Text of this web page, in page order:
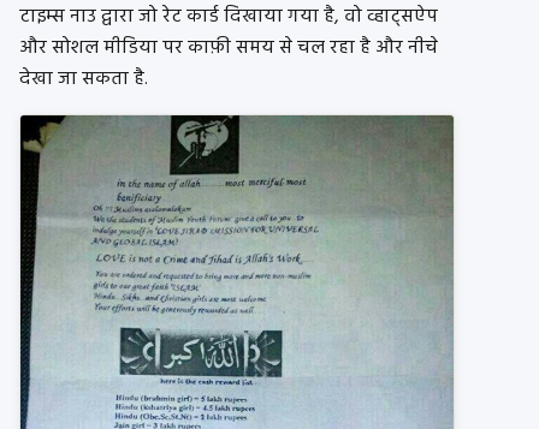
टाइम्स नाउ द्वारा जो रेट कार्ड दिखाया गया है, वो व्हाट्सऐप
और सोशल मीडिया पर काफ़ी समय से चल रहा है और नीचे
देखा जा सकता है.